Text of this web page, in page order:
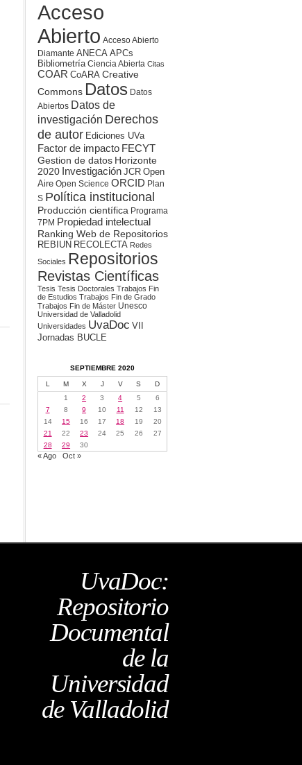
Acceso
Abierto Acceso Abierto
Diamante ANECA APCs
Bibliometría Ciencia Abierta Citas
COAR CoARA Creative
Commons Datos Datos
Abiertos Datos de
investigación Derechos
de autor Ediciones UVa
Factor de impacto FECYT
Gestion de datos Horizonte
2020 Investigación JCR Open
Aire Open Science ORCID Plan
S Política institucional
Producción científica Programa
7PM Propiedad intelectual
Ranking Web de Repositorios
REBIUN RECOLECTA Redes
Sociales Repositorios
Revistas Científicas
Tesis Tesis Doctorales Trabajos Fin
de Estudios Trabajos Fin de Grado
Trabajos Fin de Máster Unesco
Universidad de Valladolid
Universidades UvaDoc VII
Jornadas BUCLE
SEPTIEMBRE 2020
L M X J V S
D
1
2 3 4 5
6
7
8 9 10 11 12
13
14
15 16 17 18 19
20
21
22 23 24 25 26
27
28
29 30
« Ago Oct »
UvaDoc:
Repositorio
Documental
de la
Universidad
de Valladolid